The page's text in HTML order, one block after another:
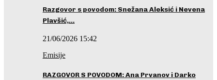
Razgovor s povodom: Snežana Aleksić i Nevena
Plavšić,…
21/06/2026 15:42
Emisije
RAZGOVOR S POVODOM: Ana Prvanov i Darko